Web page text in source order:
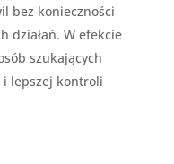
bez konieczności
działań. W efekcie
szukających
i lepszej kontroli